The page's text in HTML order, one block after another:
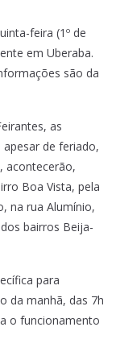
feira (1º de
em Uberaba.
são da
as
apesar de feriado,
acontecerão,
Boa Vista, pela
na rua Alumínio,
bairros Beija-
para
da manhã, das 7h
o funcionamento